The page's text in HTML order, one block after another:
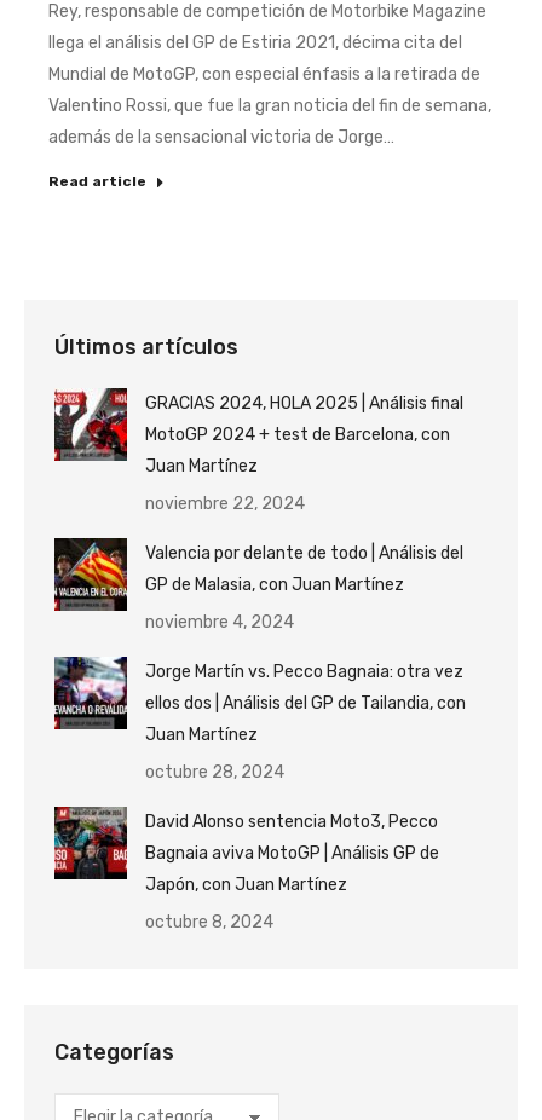
Rey, responsable de competición de Motorbike Magazine
llega el análisis del GP de Estiria 2021, décima cita del
Mundial de MotoGP, con especial énfasis a la retirada de
Valentino Rossi, que fue la gran noticia del fin de semana,
además de la sensacional victoria de Jorge…
Read article
Últimos artículos
GRACIAS 2024, HOLA 2025 | Análisis final
MotoGP 2024 + test de Barcelona, con
Juan Martínez
noviembre 22, 2024
Valencia por delante de todo | Análisis del
GP de Malasia, con Juan Martínez
noviembre 4, 2024
Jorge Martín vs. Pecco Bagnaia: otra vez
ellos dos | Análisis del GP de Tailandia, con
Juan Martínez
octubre 28, 2024
David Alonso sentencia Moto3, Pecco
Bagnaia aviva MotoGP | Análisis GP de
Japón, con Juan Martínez
octubre 8, 2024
Categorías
Categorías